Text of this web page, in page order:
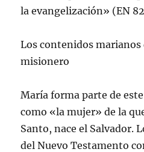
la evangelización» (EN
Los contenidos marianos
misionero
Marí­a forma parte de
como «la mujer» de la
Santo, nace el Salvador.
del Nuevo Testamento